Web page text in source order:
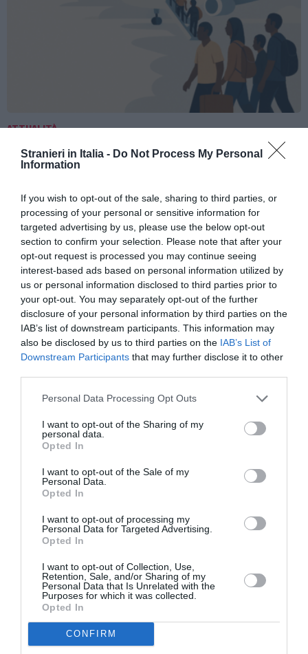
Stranieri in Italia - Do Not Process My Personal
Information
If you wish to opt-out of the sale, sharing to third parties, or
processing of your personal or sensitive information for
targeted advertising by us, please use the below opt-out
section to confirm your selection. Please note that after your
opt-out request is processed you may continue seeing
interest-based ads based on personal information utilized by
us or personal information disclosed to third parties prior to
your opt-out. You may separately opt-out of the further
disclosure of your personal information by third parties on the
IAB’s list of downstream participants. This information may
also be disclosed by us to third parties on the IAB’s List of
Downstream Participants that may further disclose it to other
Personal Data Processing Opt Outs
I want to opt-out of the Sharing of my
personal data.
Opted In
I want to opt-out of the Sale of my
Personal Data.
Opted In
I want to opt-out of processing my
Personal Data for Targeted Advertising.
Opted In
I want to opt-out of Collection, Use,
Retention, Sale, and/or Sharing of my
Personal Data that Is Unrelated with the
Purposes for which it was collected.
Opted In
CONFIRM
ATTUALITÀ
Migranti, scontro Italia-Spagna: Madrid
introduce controlli per chi arriva dall’Italia
Cagliari, smantellata rete accusata di
favorire l’immigrazione irregolare: otto fermi
Tratta e grave sfruttamento, 36 milioni per